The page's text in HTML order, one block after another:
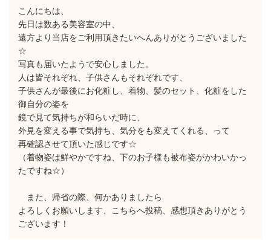
こんにちは、
先日は数ある美容室の中、
遠方より当店をご利用頂きたいへんありがとうございました
☆
写真も届いたようで安心しました。
人は皆それぞれ、子供さんもそれぞれです、
子供さんが最後にお化粧し、着物、髪のセット、化粧をした
御自分の姿を
鏡で見て気持ちが和らいだ時に、
外見を変える事で気持ち、気分をも変えてくれる、って
再確認させて頂いた感じです☆
（着物姿は鮮やかですね、下のお子様も被布姿がかわいかっ
たですね☆）
また、帰省の際、何かありましたら
よろしくお願いします、こちらへ投稿、感想頂きありがとう
ございます！